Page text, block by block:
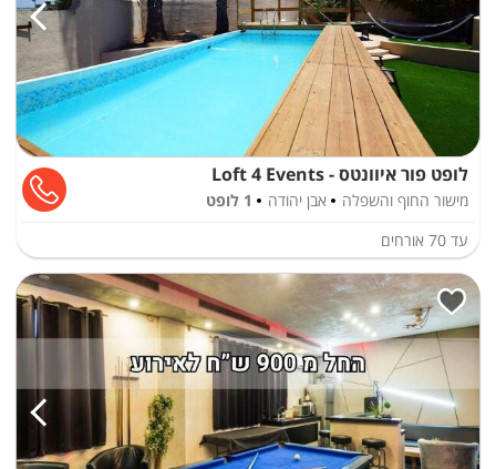
לופט פור איוונטס - Loft 4 Events
מישור החוף והשפלה אבן יהודה
1 לופט
עד 70 אורחים